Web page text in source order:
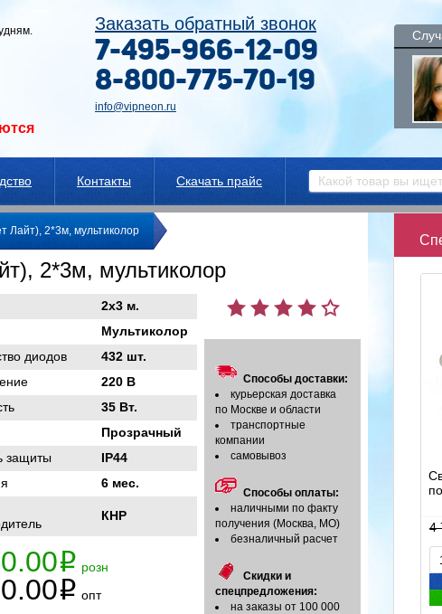
Заказать обратный звонок
7-495-966-12-09
8-800-775-70-19
info@vipneon.ru
Контакты Скачать прайс
4
Лайт), 2*3м, мультиколор
2*3м, мультиколор
2х3 м.
Мультиколор
диодов
432 шт.
220 В
35 Вт.
Прозрачный
защиты
IP44
6 мес.
КНР
i розн
i опт
Способы доставки:
курьерская доставка
по Москве и области
транспортные
компании
самовывоз
Способы оплаты:
наличными по факту
получения (Москва, МО)
безналичный расчет
Скидки и
спецпредложения:
на заказы от 100 000